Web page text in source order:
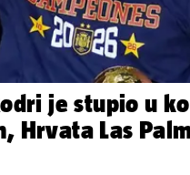
je stupio u
Hrvata Las